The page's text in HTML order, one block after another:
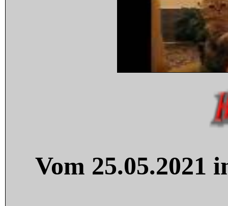
Vom 25.05.2021